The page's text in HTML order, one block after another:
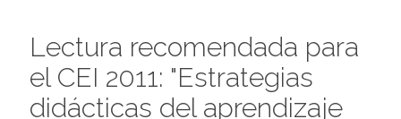
Lectura recomendada para
el CEI 2011: "Estrategias
didácticas del aprendizaje